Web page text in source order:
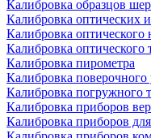
Калибровка образцов
Калибровка оптических
Калибровка оптического
Калибровка оптического
Калибровка пирометра
Калибровка поверочного
Калибровка погружного
Калибровка приборов
Калибровка приборов